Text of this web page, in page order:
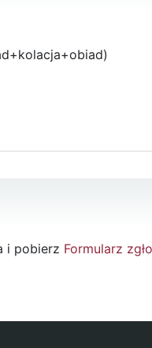
i pobierz Formularz